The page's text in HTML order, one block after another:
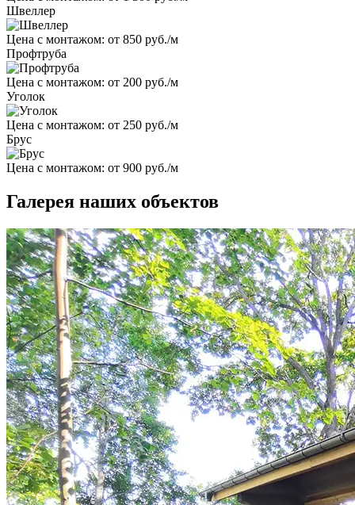
Швеллер
Цена с монтажом: от 850 руб./м
Профтруба
Цена с монтажом: от 200 руб./м
Уголок
Цена с монтажом: от 250 руб./м
Брус
Цена с монтажом: от 900 руб./м
Галерея наших объектов